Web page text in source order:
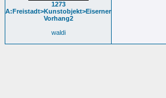
1273
A:Freistadt>Kunstobjekt>Eiserner
Vorhang2
waldi